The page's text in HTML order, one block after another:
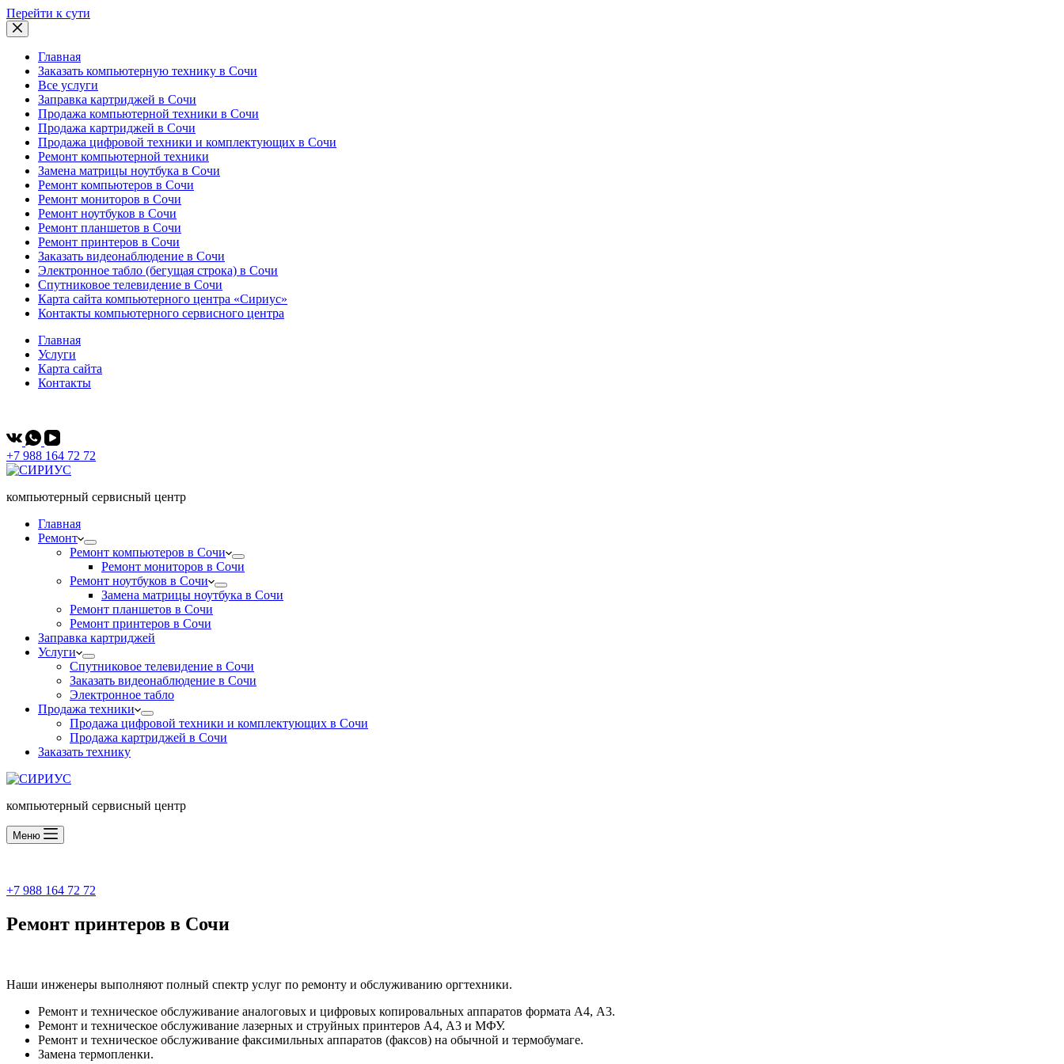
Перейти к сути
Главная
Заказать компьютерную технику в Сочи
Все услуги
Заправка картриджей в Сочи
Продажа компьютерной техники в Сочи
Продажа картриджей в Сочи
Продажа цифровой техники и комплектующих в Сочи
Ремонт компьютерной техники
Замена матрицы ноутбука в Сочи
Ремонт компьютеров в Сочи
Ремонт мониторов в Сочи
Ремонт ноутбуков в Сочи
Ремонт планшетов в Сочи
Ремонт принтеров в Сочи
Заказать видеонаблюдение в Сочи
Электронное табло (бегущая строка) в Сочи
Спутниковое телевидение в Сочи
Карта сайта компьютерного центра «Сириус»
Контакты компьютерного сервисного центра
Главная
Услуги
Карта сайта
Контакты
+7 988 164 72 72
компьютерный сервисный центр
Главная
Ремонт
Ремонт компьютеров в Сочи
Ремонт мониторов в Сочи
Ремонт ноутбуков в Сочи
Замена матрицы ноутбука в Сочи
Ремонт планшетов в Сочи
Ремонт принтеров в Сочи
Заправка картриджей
Услуги
Спутниковое телевидение в Сочи
Заказать видеонаблюдение в Сочи
Электронное табло
Продажа техники
Продажа цифровой техники и комплектующих в Сочи
Продажа картриджей в Сочи
Заказать технику
компьютерный сервисный центр
Меню
+7 988 164 72 72
Ремонт принтеров в Сочи
Наши инженеры выполняют полный спектр услуг по ремонту и обслуживанию оргтехники.
Ремонт и техническое обслуживание аналоговых и цифровых копировальных аппаратов формата А4, А3.
Ремонт и техническое обслуживание лазерных и струйных принтеров А4, А3 и МФУ.
Ремонт и техническое обслуживание факсимильных аппаратов (факсов) на обычной и термобумаге.
Замена термопленки.